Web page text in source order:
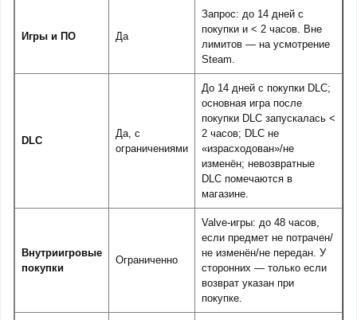
Игры и ПО Да
Запрос: до 14 дней с
покупки и < 2 часов. Вне
лимитов — на усмотрение
Steam.
DLC
Да, с
ограничениями
До 14 дней с покупки DLC;
основная игра после
покупки DLC запускалась <
2 часов; DLC не
«израсходован»/не
изменён; невозвратные
DLC помечаются в
магазине.
Внутриигровые
покупки
Ограниченно
Valve-игры: до 48 часов,
если предмет не потрачен/
не изменён/не передан. У
сторонних — только если
возврат указан при
покупке.